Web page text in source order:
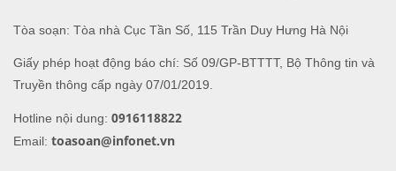
Tòa soạn: Tòa nhà Cục Tần Số, 115 Trần Duy Hưng Hà Nội
Giấy phép hoạt động báo chí: Số 09/GP-BTTTT, Bộ Thông tin và
Truyền thông cấp ngày 07/01/2019.
Hotline nội dung: 0916118822
Email: toasoan@infonet.vn